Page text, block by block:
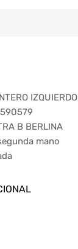
IZQUIERDO
B BERLINA
mano